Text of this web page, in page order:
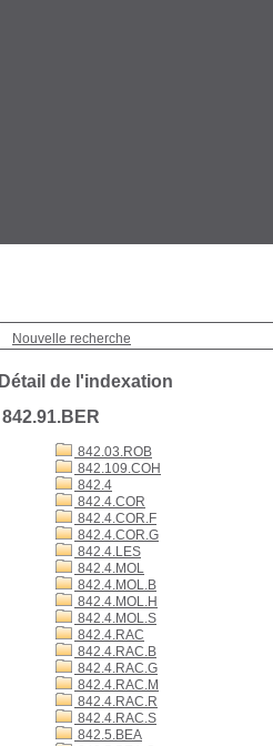
Nouvelle recherche
Détail de l'indexation
842.91.BER
842.03.ROB
842.109.COH
842.4
842.4.COR
842.4.COR.F
842.4.COR.G
842.4.LES
842.4.MOL
842.4.MOL.B
842.4.MOL.H
842.4.MOL.S
842.4.RAC
842.4.RAC.B
842.4.RAC.G
842.4.RAC.M
842.4.RAC.R
842.4.RAC.S
842.5.BEA